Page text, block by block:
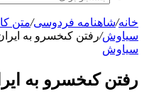
خانه/شاهنامه فردوسی/متن
سیاوش/رفتن کى‏خسرو به
سیاوش
رفتن کى‏خسرو به